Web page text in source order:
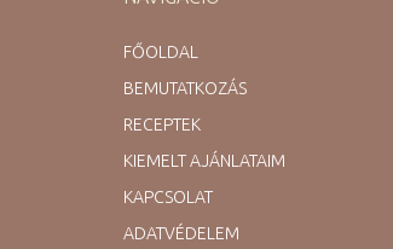
FŐOLDAL
BEMUTATKOZÁS
RECEPTEK
KIEMELT AJÁNLATAIM
KAPCSOLAT
ADATVÉDELEM